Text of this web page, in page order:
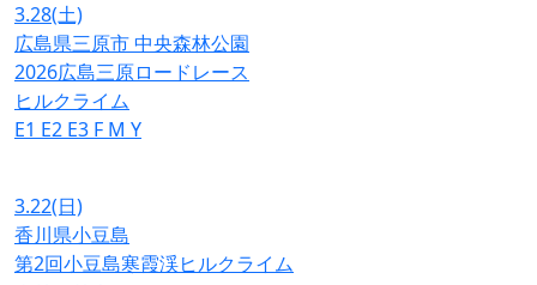
3.28(土)
広島県三原市 中央森林公園
2026広島三原ロードレース
ヒルクライム
E1 E2 E3 F M Y
3.22(日)
香川県小豆島
第2回小豆島寒霞渓ヒルクライム